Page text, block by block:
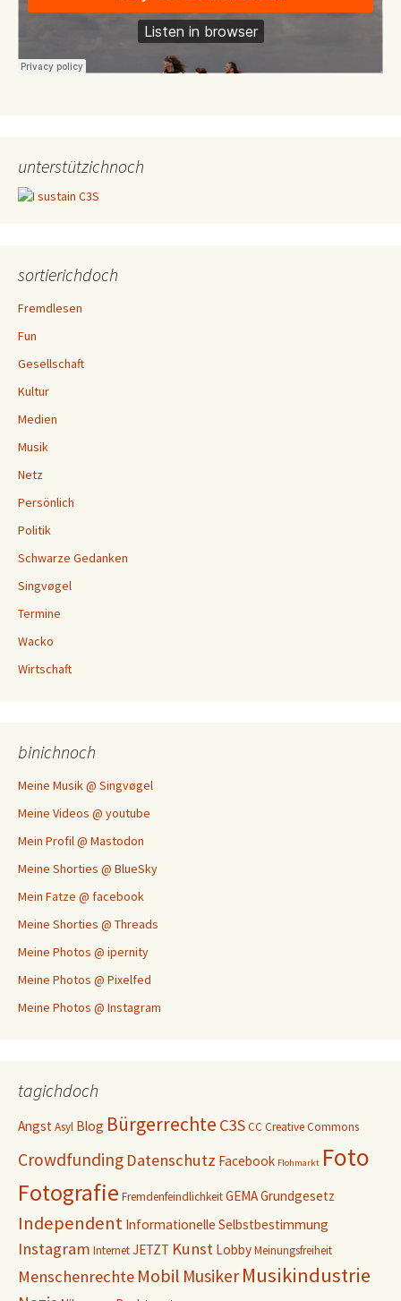
unterstützichnoch
sortierichdoch
Fremdlesen
Fun
Gesellschaft
Kultur
Medien
Musik
Netz
Persönlich
Politik
Schwarze Gedanken
Singvøgel
Termine
Wacko
Wirtschaft
binichnoch
Meine Musik @ Singvøgel
Meine Videos @ youtube
Mein Profil @ Mastodon
Meine Shorties @ BlueSky
Mein Fatze @ facebook
Meine Shorties @ Threads
Meine Photos @ ipernity
Meine Photos @ Pixelfed
Meine Photos @ Instagram
tagichdoch
AngstAsyl Blog Bürgerrechte C3SCC Creative Commons
Crowdfunding Datenschutz Facebook Flohmarkt Foto
Fotografie FremdenfeindlichkeitGEMAGrundgesetz
Independent Informationelle Selbstbestimmung
Instagram InternetJETZT Kunst LobbyMeinungsfreiheit
Menschenrechte Mobil Musiker Musikindustrie